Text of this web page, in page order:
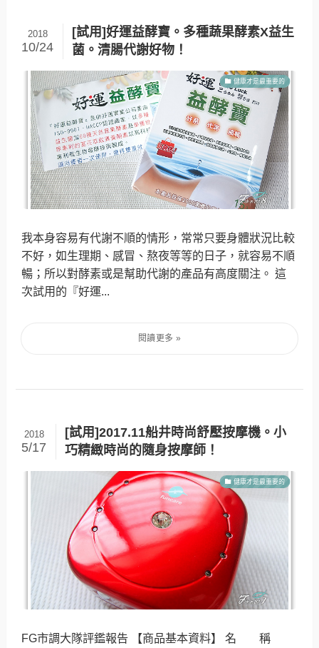
[試用]好運益酵寶。多種蔬果酵素X益生
菌。清腸代謝好物！
2018
10/24
健康才是最重要的
我本身容易有代謝不順的情形，常常只要身體狀況比較
不好，如生理期、感冒、熬夜等等的日子，就容易不順
暢；所以對酵素或是幫助代謝的產品有高度關注。 這
次試用的『好運...
[試用]2017.11船井時尚舒壓按摩機。小
巧精緻時尚的隨身按摩師！
2018
5/17
健康才是最重要的
FG市調大隊評鑑報告 【商品基本資料】 名 稱